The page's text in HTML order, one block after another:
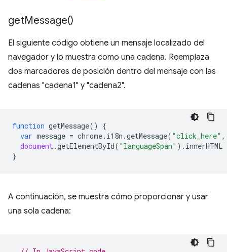
getMessage()
El siguiente código obtiene un mensaje localizado del
navegador y lo muestra como una cadena. Reemplaza
dos marcadores de posición dentro del mensaje con las
cadenas "cadena1" y "cadena2".
function getMessage()
{
var message = chrome. i18n .getMessage( "click_here" ,
document.getElementById( "languageSpan" ). innerHTML
}
A continuación, se muestra cómo proporcionar y usar
una sola cadena: